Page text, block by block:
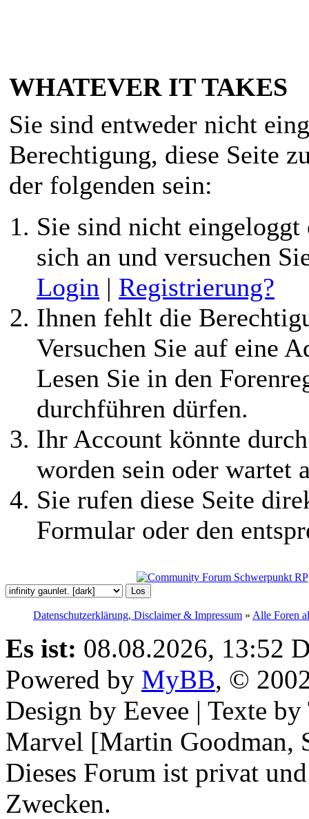
WHATEVER IT TAKES
Sie sind entweder nicht
Berechtigung, diese Seite
der folgenden sein:
Sie sind nicht
sich an und versuchen
Login | Registrierung?
Ihnen fehlt die
Versuchen Sie auf eine
Lesen Sie in den
durchführen dürfen.
Ihr Account könnte
worden sein oder wartet
Sie rufen diese Seite
Formular oder den
Datenschutzerklärung, Disclaimer & Impressum » Alle Foren
Es ist: 08.08.2026, 13:52
Powered by MyBB, ©
Design by Eevee | Texte
Marvel [Martin Goodman,
Dieses Forum ist privat
Zwecken.